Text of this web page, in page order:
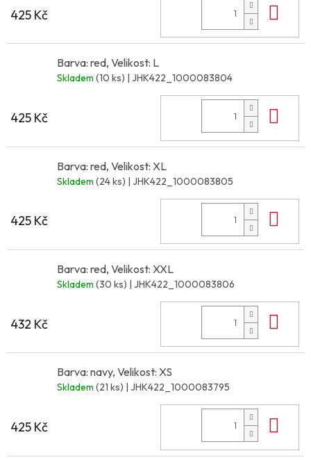
425 Kč
Barva: red, Velikost: L
Skladem (10 ks) | JHK422_1000083804
425 Kč
Barva: red, Velikost: XL
Skladem (24 ks) | JHK422_1000083805
425 Kč
Barva: red, Velikost: XXL
Skladem (30 ks) | JHK422_1000083806
432 Kč
Barva: navy, Velikost: XS
Skladem (21 ks) | JHK422_1000083795
425 Kč